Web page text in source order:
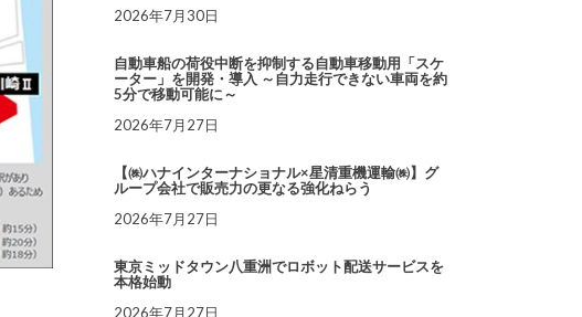
2026年7月30日
自動車船の荷役中断を抑制する自動車移動用「スケ
ーター」を開発・導入 ～自力走行できない車両を約
5分で移動可能に～
2026年7月27日
【㈱ハナインターナショナル×星清重機運輸㈱】グ
ループ会社で販売力の更なる強化ねらう
2026年7月27日
東京ミッドタウン八重洲でロボット配送サービスを
本格始動
2026年7月27日